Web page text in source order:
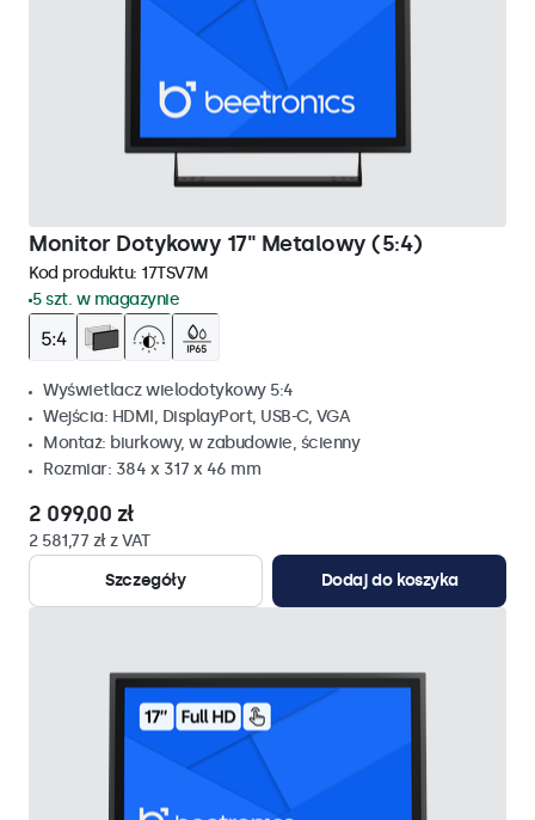
Monitor Dotykowy 17" Metalowy (5:4)
Kod produktu: 17TSV7M
5 szt. w magazynie
Wyświetlacz wielodotykowy 5:4
Wejścia: HDMI, DisplayPort, USB-C, VGA
Montaż: biurkowy, w zabudowie, ścienny
Rozmiar: 384 x 317 x 46 mm
2 099,00 zł
2 581,77 zł z VAT
Szczegóły
Dodaj do koszyka